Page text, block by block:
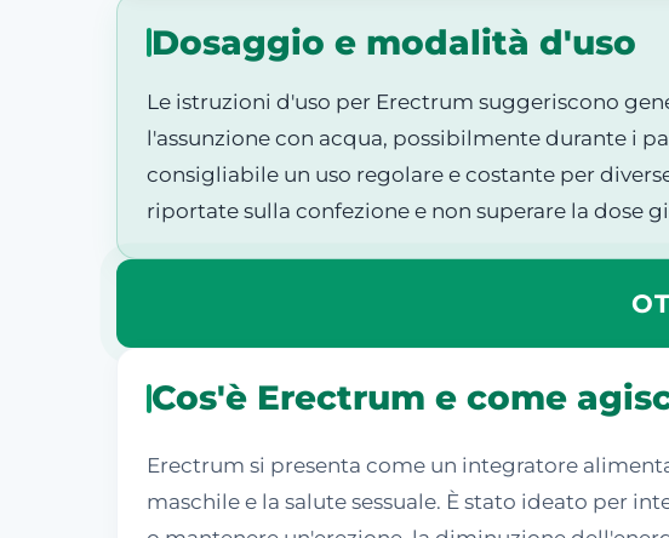
Dosaggio e modalità d'uso
Le istruzioni d'uso per Erectrum suggeriscono
l'assunzione con acqua, possibilmente durante i
consigliabile un uso regolare e costante per
riportate sulla confezione e non superare la dose
Cos'è Erectrum e come
Erectrum si presenta come un integratore
maschile e la salute sessuale. È stato ideato per